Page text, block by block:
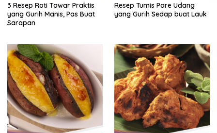
3 Resep Roti Tawar Praktis
yang Gurih Manis, Pas Buat
Sarapan
Resep Tumis Pare Udang
yang Gurih Sedap buat Lauk